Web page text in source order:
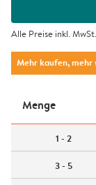
Alle Preise inkl.
Mehr kaufen, mehr
Menge
1 - 2
3 - 5